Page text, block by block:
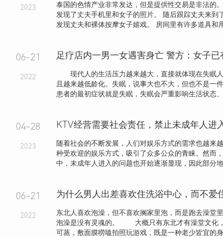
2023
泰国的色情产业非常发达，但是提供性交易是非法的
发现了丈夫手机里和女子的照片。 随后跟踪丈夫来到
发现丈夫和裸体按摩女子嬉戏。 房间里有许多道具和
06-21
2022
足疗店内一男一女遇害身亡 警方：女子已
现代人的生活压力越来越大，直接就体现在失眠
且越来越低龄化。失眠，说事大也不大，但也不是一
患者的最初症状就是失眠，失眠会严重影响生活状态
04-28
2023
随着社会的不断发展，人们对娱乐方式的需求也越来
种受欢迎的娱乐方式，吸引了众多公众的青睐。然而
中，未成年人进入的问题也开始逐渐显现，因此部分
06-21
2022
东北人喜欢泡澡，但不喜欢搁家里泡，而是跑去澡堂
泡澡是没有灵魂的。 大概只有东北才有澡堂文化
可蒸，敷面膜唠嗑拍照玩游戏，既是一种老少皆宜的